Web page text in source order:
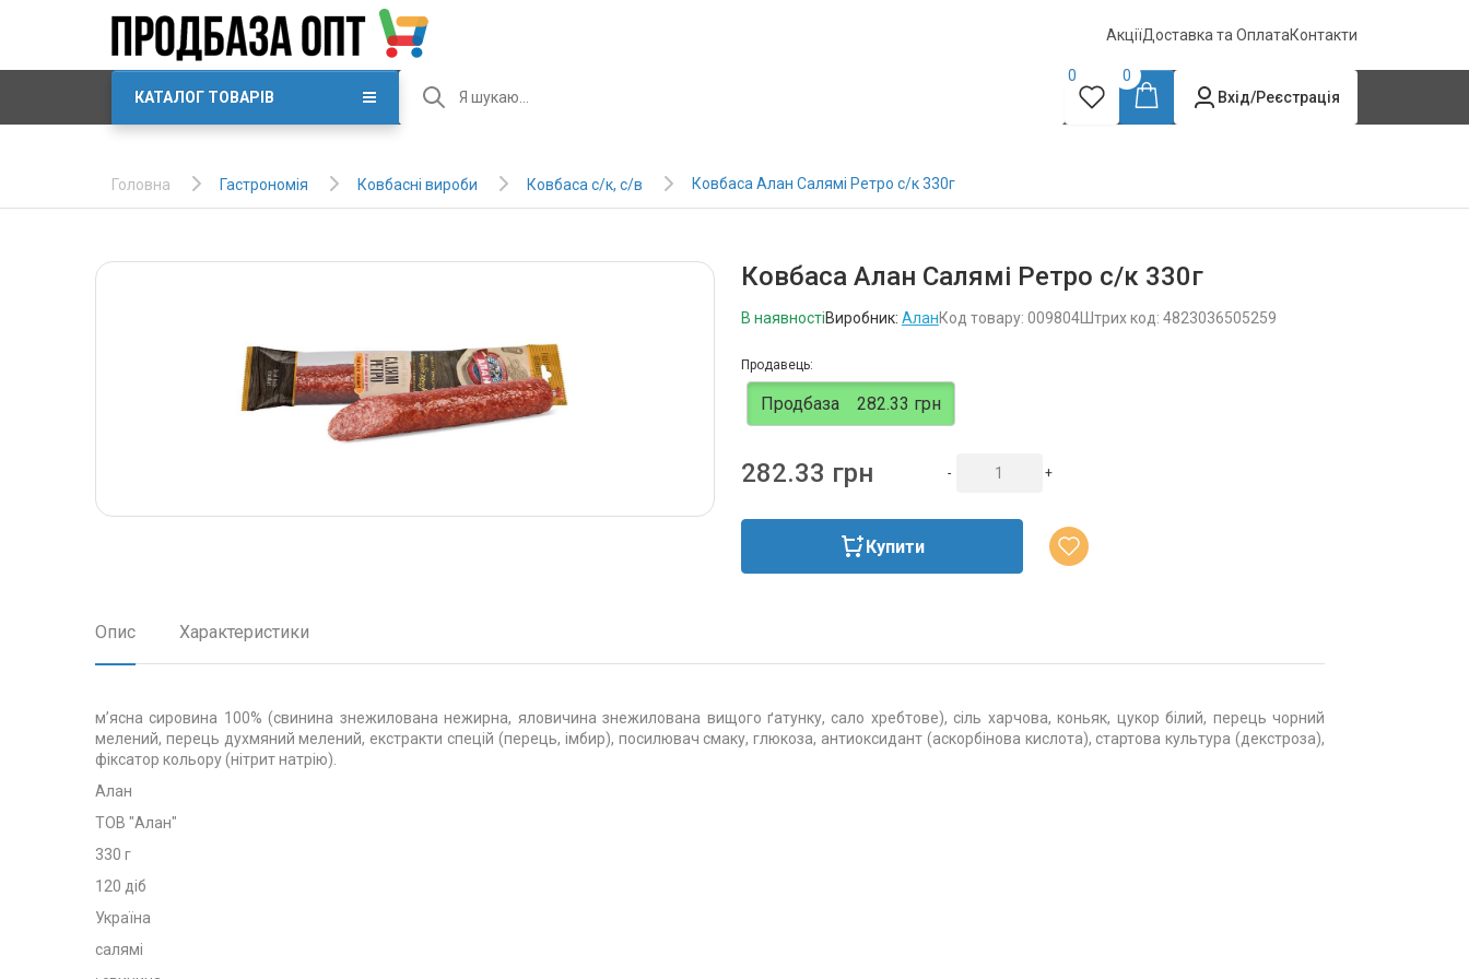
АкціїДоставка та ОплатаКонтакти
КАТАЛОГ ТОВАРІВ
0
0
Вхід/Реєстрація
Головна Гастрономія Ковбасні вироби Ковбаса с/к, с/в Ковбаса Алан Салямі Ретро с/к 330г
Ковбаса Алан Салямі Ретро с/к 330г
В наявностіВиробник: АланКод товару: 009804Штрих код: 4823036505259
Продавець:
Продбаза 282.33 грн
282.33 грн - +
Купити
Опис Характеристики
м’ясна сировина 100% (свинина знежилована нежирна, яловичина знежилована вищого ґатунку, сало хребтове), сіль харчова, коньяк, цукор білий, перець чорний
мелений, перець духмяний мелений, екстракти спецій (перець, імбир), посилювач смаку, глюкоза, антиоксидант (аскорбінова кислота), стартова культура (декстроза),
фіксатор кольору (нітрит натрію).
Алан
ТОВ "Алан"
330 г
120 діб
Україна
салямі